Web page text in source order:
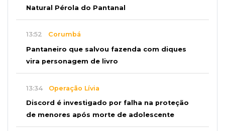
Natural Pérola do Pantanal
13:52 Corumbá
Pantaneiro que salvou fazenda com diques
vira personagem de livro
13:34 Operação Lívia
Discord é investigado por falha na proteção
de menores após morte de adolescente